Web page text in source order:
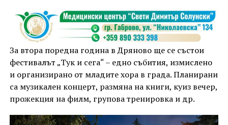
За втора поредна година в Дряново ще се състои
фестивалът „Тук и сега“ – едно събития, измислено
и организирано от младите хора в града. Планирани
са музикален концерт, размяна на книги, куиз вечер,
прожекция на филм, групова тренировка и др.